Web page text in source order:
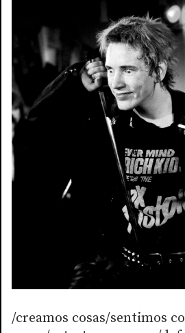
/creamos cosas/sentimos